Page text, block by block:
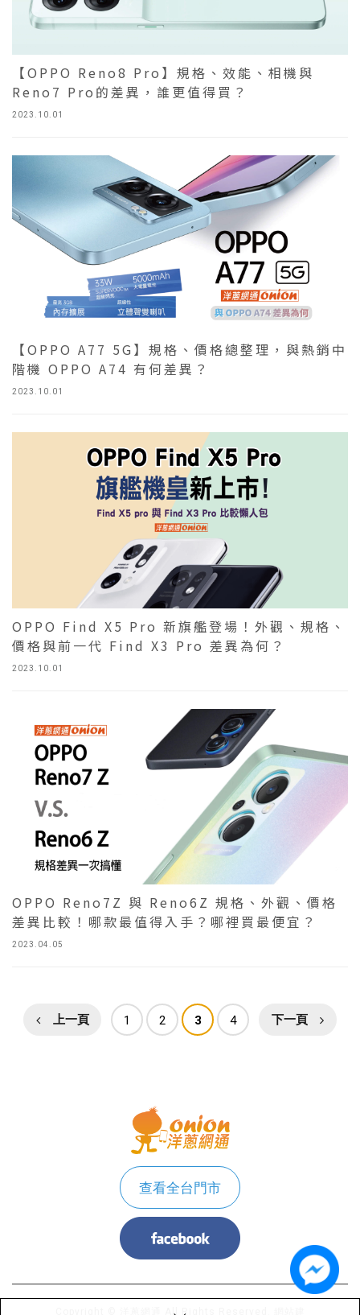
2023.10.01
【OPPO Reno8 Pro】規格、效能、相機與
Reno7 Pro的差異，誰更值得買？
2023.10.01
【OPPO A77 5G】規格、價格總整理，與熱銷中
階機 OPPO A74 有何差異？
2023.10.01
OPPO Find X5 Pro 新旗艦登場！外觀、規格、
價格與前一代 Find X3 Pro 差異為何？
2023.04.05
OPPO Reno7Z 與 Reno6Z 規格、外觀、價格
差異比較！哪款最值得入手？哪裡買最便宜？
上一頁 1 2 3 4 下一頁
查看全台門市
Copyright © 洋蔥網通 All Rights Reserved.